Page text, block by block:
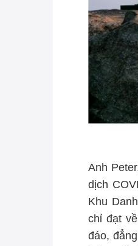
Anh
dịch
Khu
chỉ đạt
đáo,